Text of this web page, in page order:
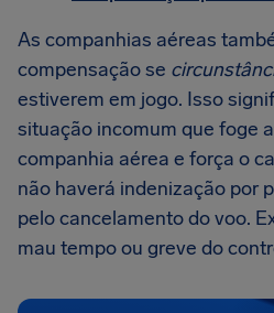
As companhias aéreas
compensação se
estiverem em jogo. Isso
situação incomum que foge
companhia aérea e força o
não haverá indenização por
pelo cancelamento do voo.
mau tempo ou greve do